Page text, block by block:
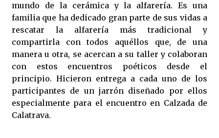
mundo de la cerámica y la alfarería. Es una
familia que ha dedicado gran parte de sus vidas a
rescatar la alfarería más tradicional y
compartirla con todos aquéllos que, de una
manera u otra, se acercan a su taller y colaboran
con estos encuentros poéticos desde el
principio. Hicieron entrega a cada uno de los
participantes de un jarrón diseñado por ellos
especialmente para el encuentro en Calzada de
Calatrava.